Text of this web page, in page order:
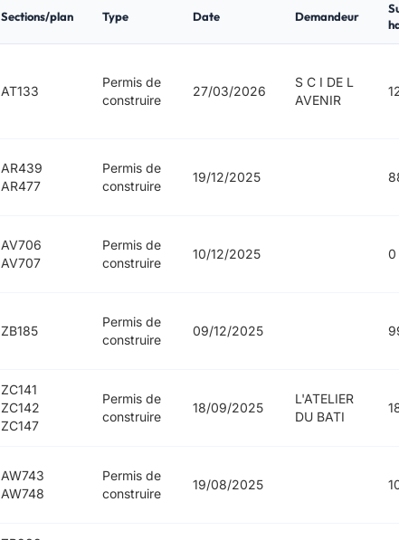
Sections/plan Type Date Demandeur
AT133
Permis de
construire
27/03/2026
S C I DE L
AVENIR
AR439
AR477
Permis de
construire
19/12/2025
AV706
AV707
Permis de
construire
10/12/2025 0
ZB185
Permis de
construire
09/12/2025
ZC141
ZC142
ZC147
Permis de
construire
18/09/2025
L'ATELIER
DU BATI
AW743
AW748
Permis de
construire
19/08/2025